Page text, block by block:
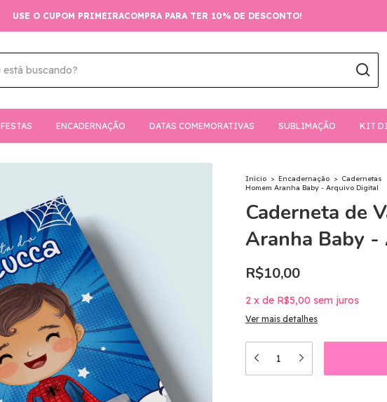
USE O CUPOM PRIMEIRACOMPRA PARA TER 10% DE DESCONTO!
FESTAS ENCADERNAÇÃO DATAS COMEMORATIVAS SUBLIMAÇÃO KIT
Início > Encadernação > Cadernetas
Homem Aranha Baby - Arquivo Digital
Caderneta de
Aranha Baby
R$10,00
2 x de R$5,00 sem juros
Ver mais detalhes